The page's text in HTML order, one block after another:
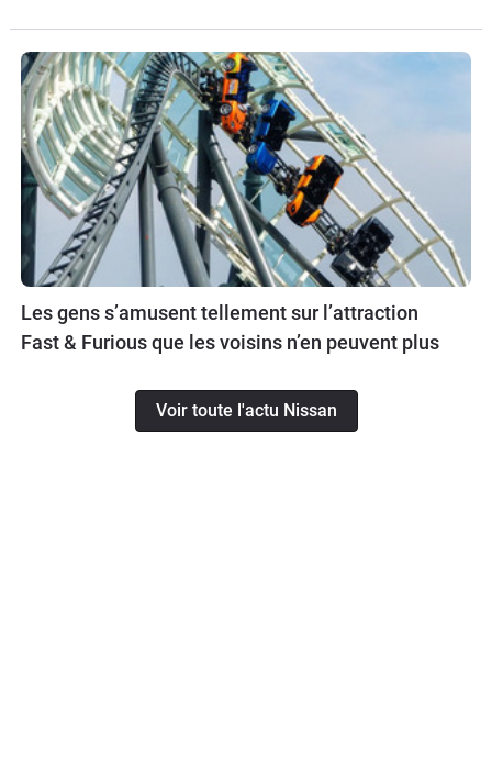
Les gens s’amusent tellement sur l’attraction
Fast & Furious que les voisins n’en peuvent plus
Voir toute l'actu Nissan